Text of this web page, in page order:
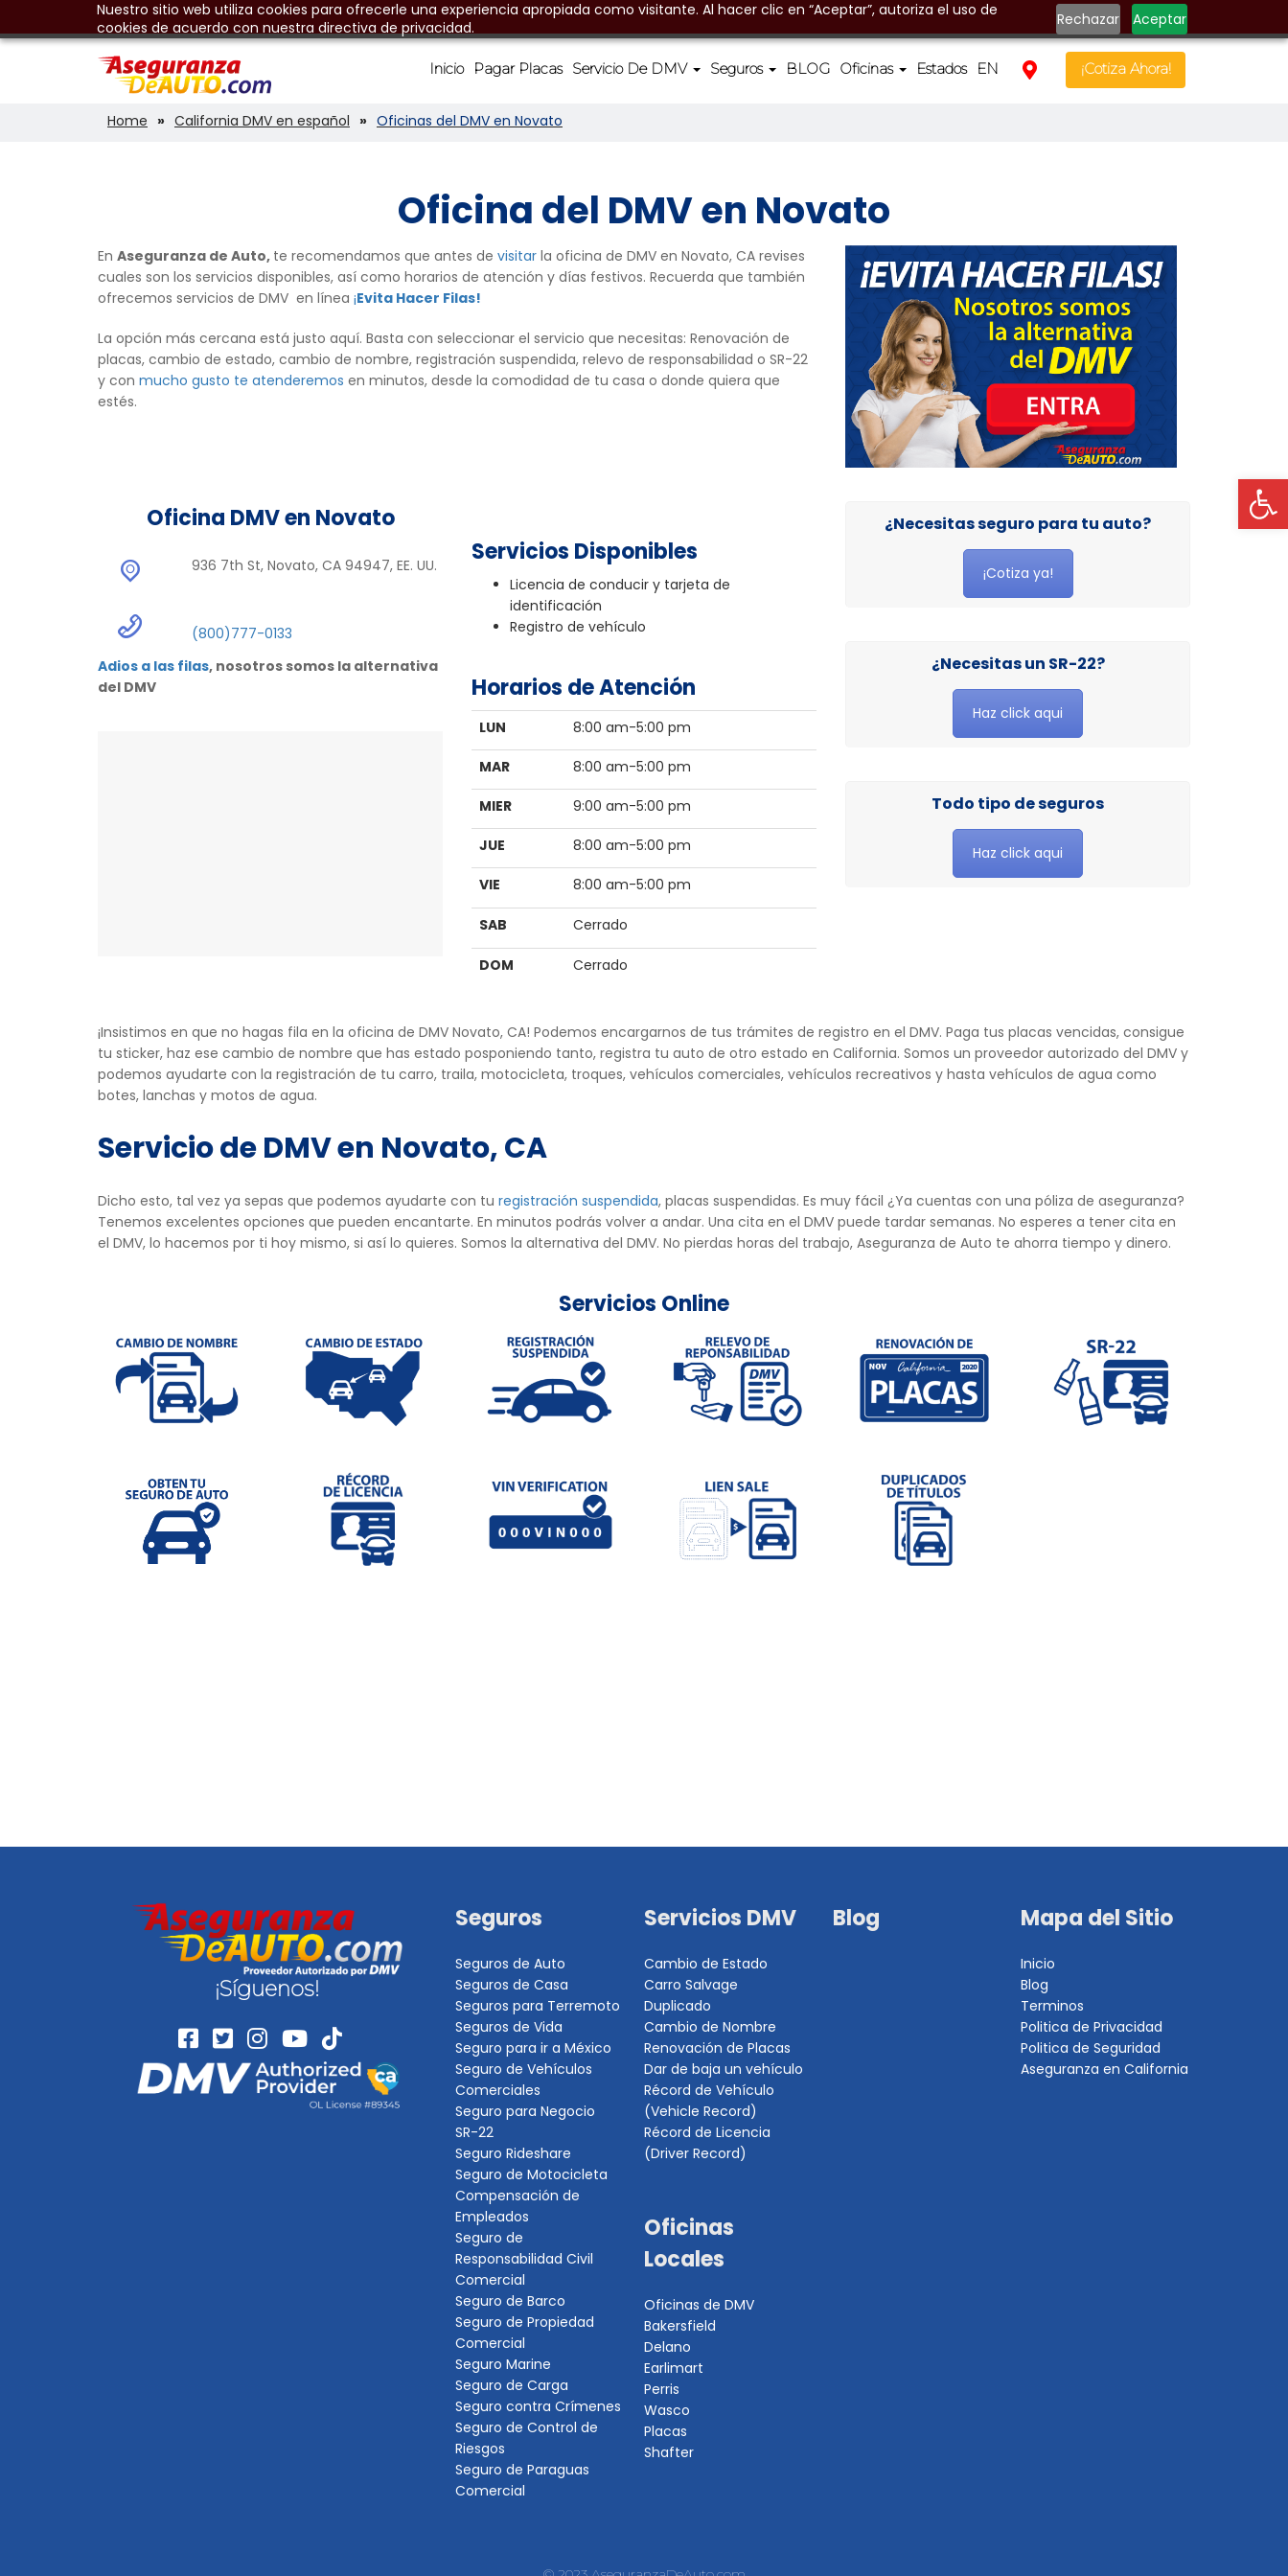
Nuestro sitio web utiliza cookies para ofrecerle una experiencia apropiada como visitante. Al hacer clic en “Aceptar”, autoriza el uso de
cookies de acuerdo con nuestra directiva de privacidad.
Rechazar Aceptar
Inicio Pagar Placas Servicio De DMV Seguros BLOG Oficinas Estados EN ¡Cotiza Ahora!
Home California DMV en español Oficinas del DMV en Novato
Oficina del DMV en Novato
En Aseguranza de Auto, te recomendamos que antes de visitar la oficina de DMV en Novato, CA revises
cuales son los servicios disponibles, así como horarios de atención y días festivos. Recuerda que también
ofrecemos servicios de DMV en línea ¡Evita Hacer Filas!
La opción más cercana está justo aquí. Basta con seleccionar el servicio que necesitas: Renovación de
placas, cambio de estado, cambio de nombre, registración suspendida, relevo de responsabilidad o SR-22
y con mucho gusto te atenderemos en minutos, desde la comodidad de tu casa o donde quiera que
estés.
Oficina DMV en Novato
936 7th St, Novato, CA 94947, EE. UU.
(800)777-0133
Adios a las filas, nosotros somos la alternativa
del DMV
Servicios Disponibles
Licencia de conducir y tarjeta de
identificación
Registro de vehículo
Horarios de Atención
LUN 8:00 am-5:00 pm
MAR 8:00 am-5:00 pm
MIER 9:00 am-5:00 pm
JUE 8:00 am-5:00 pm
VIE 8:00 am-5:00 pm
SAB Cerrado
DOM Cerrado
¿Necesitas seguro para tu auto?
¡Cotiza ya!
¿Necesitas un SR-22?
Haz click aqui
Todo tipo de seguros
Haz click aqui
¡Insistimos en que no hagas fila en la oficina de DMV Novato, CA! Podemos encargarnos de tus trámites de registro en el DMV. Paga tus placas vencidas, consigue
tu sticker, haz ese cambio de nombre que has estado posponiendo tanto, registra tu auto de otro estado en California. Somos un proveedor autorizado del DMV y
podemos ayudarte con la registración de tu carro, traila, motocicleta, troques, vehículos comerciales, vehículos recreativos y hasta vehículos de agua como
botes, lanchas y motos de agua.
Servicio de DMV en Novato, CA
Dicho esto, tal vez ya sepas que podemos ayudarte con tu registración suspendida, placas suspendidas. Es muy fácil ¿Ya cuentas con una póliza de aseguranza?
Tenemos excelentes opciones que pueden encantarte. En minutos podrás volver a andar. Una cita en el DMV puede tardar semanas. No esperes a tener cita en
el DMV, lo hacemos por ti hoy mismo, si así lo quieres. Somos la alternativa del DMV. No pierdas horas del trabajo, Aseguranza de Auto te ahorra tiempo y dinero.
Servicios Online
¡Síguenos!
Seguros
Seguros de Auto
Seguros de Casa
Seguros para Terremoto
Seguros de Vida
Seguro para ir a México
Seguro de Vehículos
Comerciales
Seguro para Negocio
SR-22
Seguro Rideshare
Seguro de Motocicleta
Compensación de
Empleados
Seguro de
Responsabilidad Civil
Comercial
Seguro de Barco
Seguro de Propiedad
Comercial
Seguro Marine
Seguro de Carga
Seguro contra Crímenes
Seguro de Control de
Riesgos
Seguro de Paraguas
Comercial
Servicios DMV
Cambio de Estado
Carro Salvage
Duplicado
Cambio de Nombre
Renovación de Placas
Dar de baja un vehículo
Récord de Vehículo
(Vehicle Record)
Récord de Licencia
(Driver Record)
Oficinas
Locales
Oficinas de DMV
Bakersfield
Delano
Earlimart
Perris
Wasco
Placas
Shafter
Blog Mapa del Sitio
Inicio
Blog
Terminos
Politica de Privacidad
Politica de Seguridad
Aseguranza en California